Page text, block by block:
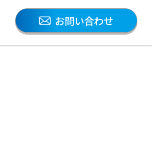
お問い合わせ